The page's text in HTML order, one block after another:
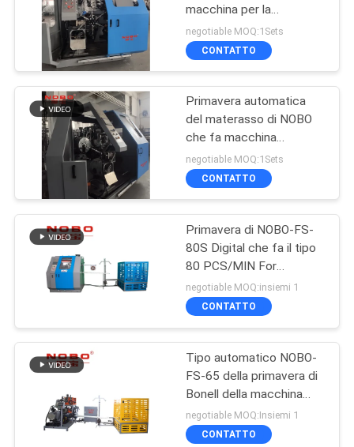
macchina per la
primavera di Bonnell del
materasso
negotiable MOQ:1Sets
CONTATTO
Primavera automatica
del materasso di NOBO
che fa macchina
80pcs/Min
negotiable MOQ:1Sets
CONTATTO
Primavera di NOBO-FS-
80S Digital che fa il tipo
80 PCS/MIN For
Mattress di Bonell della
macchina
negotiable MOQ:insiemi 1
CONTATTO
Tipo automatico NOBO-
FS-65 della primavera di
Bonell della macchina
della bobinatrice del
servomotore 4.5kw
negotiable MOQ:Insiemi 1
CONTATTO